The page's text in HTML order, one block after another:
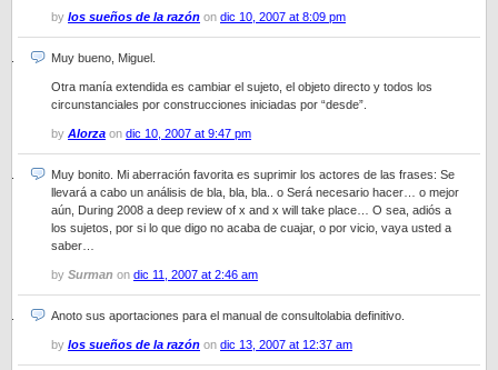
by los sueños de la razón on dic 10, 2007 at 8:09 pm
Muy bueno, Miguel.
Otra manía extendida es cambiar el sujeto, el objeto directo y todos los
circunstanciales por construcciones iniciadas por “desde”.
by Alorza on dic 10, 2007 at 9:47 pm
Muy bonito. Mi aberración favorita es suprimir los actores de las frases: Se
llevará a cabo un análisis de bla, bla, bla.. o Será necesario hacer… o mejor
aún, During 2008 a deep review of x and x will take place… O sea, adiós a
los sujetos, por si lo que digo no acaba de cuajar, o por vicio, vaya usted a
saber…
by Surman on dic 11, 2007 at 2:46 am
Anoto sus aportaciones para el manual de consultolabia definitivo.
by los sueños de la razón on dic 13, 2007 at 12:37 am